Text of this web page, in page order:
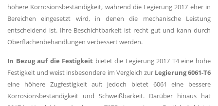
höhere Korrosionsbeständigkeit, während die Legierung 2017 eher in
Bereichen eingesetzt wird, in denen die mechanische Leistung
entscheidend ist. Ihre Beschichtbarkeit ist recht gut und kann durch
Oberflächenbehandlungen verbessert werden.
In Bezug auf die Festigkeit bietet die Legierung 2017 T4 eine hohe
Festigkeit und weist insbesondere im Vergleich zur Legierung 6061-T6
eine höhere Zugfestigkeit auf; jedoch bietet 6061 eine bessere
Korrosionsbeständigkeit und Schweißbarkeit. Darüber hinaus hat